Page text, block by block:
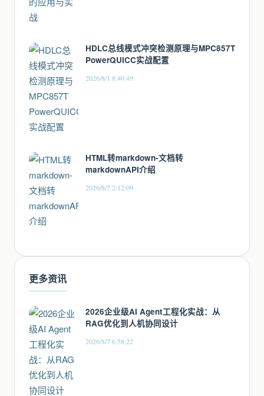
HDLC总线模式冲突检测原理与MPC857T
PowerQUICC实战配置
2026/8/1 8:40:49
HTML转markdown-文档转
markdownAPI介绍
2026/8/7 2:12:09
更多资讯
2026企业级AI Agent工程化实战：从
RAG优化到人机协同设计
2026/8/7 6:58:22